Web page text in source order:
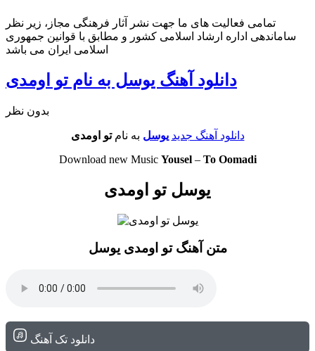
تمامی فعالیت های ما جهت نشر آثار فرهنگی مجاز، زیر نظر
ساماندهی اداره ارشاد اسلامی کشور و مطابق با قوانین جمهوری
اسلامی ایران می باشد
دانلود آهنگ یوسل به نام تو اومدی
بدون نظر
دانلود آهنگ جدید یوسل به نامتو اومدی
Download new Music Yousel– To Oomadi
یوسل تو اومدی
متن آهنگ تو اومدی یوسل
دانلود تک آهنگ